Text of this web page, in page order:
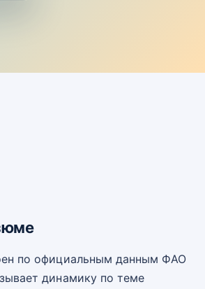
по официальным данным ФАО
динамику по теме